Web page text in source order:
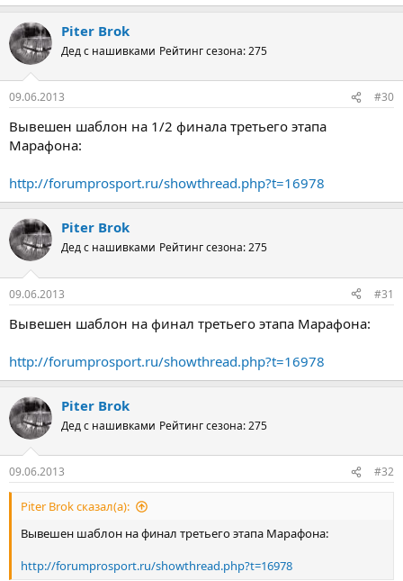
Piter Brok
Дед с нашивками Рейтинг сезона: 275
09.06.2013 #30
Вывешен шаблон на 1/2 финала третьего этапа
Марафона:
http://forumprosport.ru/showthread.php?t=16978
Piter Brok
Дед с нашивками Рейтинг сезона: 275
09.06.2013 #31
Вывешен шаблон на финал третьего этапа Марафона:
http://forumprosport.ru/showthread.php?t=16978
Piter Brok
Дед с нашивками Рейтинг сезона: 275
09.06.2013 #32
Piter Brok сказал(а):
Вывешен шаблон на финал третьего этапа Марафона:
http://forumprosport.ru/showthread.php?t=16978